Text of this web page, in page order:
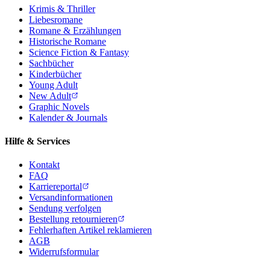
Krimis & Thriller
Liebesromane
Romane & Erzählungen
Historische Romane
Science Fiction & Fantasy
Sachbücher
Kinderbücher
Young Adult
New Adult
Graphic Novels
Kalender & Journals
Hilfe & Services
Kontakt
FAQ
Karriereportal
Versandinformationen
Sendung verfolgen
Bestellung retournieren
Fehlerhaften Artikel reklamieren
AGB
Widerrufsformular